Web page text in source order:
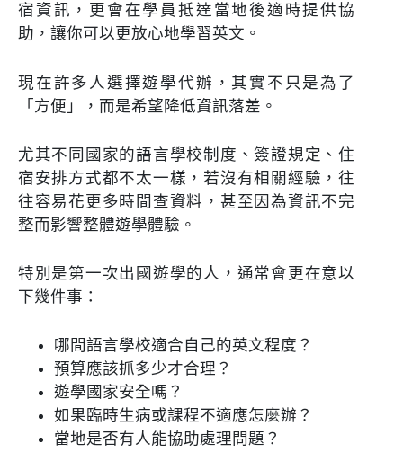
宿資訊，更會在學員抵達當地後適時提供協
助，讓你可以更放心地學習英文。
現在許多人選擇遊學代辦，其實不只是為了
「方便」，而是希望降低資訊落差。
尤其不同國家的語言學校制度、簽證規定、住
宿安排方式都不太一樣，若沒有相關經驗，往
往容易花更多時間查資料，甚至因為資訊不完
整而影響整體遊學體驗。
特別是第一次出國遊學的人，通常會更在意以
下幾件事：
哪間語言學校適合自己的英文程度？
預算應該抓多少才合理？
遊學國家安全嗎？
如果臨時生病或課程不適應怎麼辦？
當地是否有人能協助處理問題？